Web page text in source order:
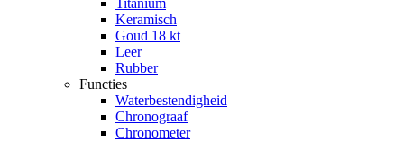
Keramisch
Goud 18 kt
Leer
Rubber
Functies
Waterbestendigheid
Chronograaf
Chronometer